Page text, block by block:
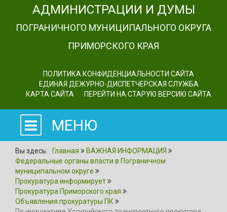
АДМИНИСТРАЦИИ И ДУМЫ
ПОГРАНИЧНОГО МУНИЦИПАЛЬНОГО ОКРУГА
ПРИМОРСКОГО КРАЯ
ПОЛИТИКА КОНФИДЕНЦИАЛЬНОСТИ САЙТА
ЕДИНАЯ ДЕЖУРНО-ДИСПЕТЧЕРСКАЯ СЛУЖБА
КАРТА САЙТА
ПЕРЕЙТИ НА СТАРУЮ ВЕРСИЮ САЙТА
МЕНЮ
Вы здесь: Главная
ВАЖНАЯ ИНФОРМАЦИЯ
Федеральные органы власти в Пограничном
муниципальном округе
Прокуратура информирует
Прокуратура Приморского края
Объявления прокуратуры ПК